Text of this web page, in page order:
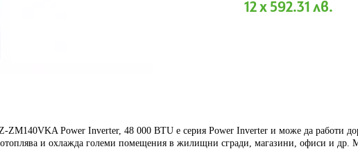
12 x 592.31 лв.
ZM140VKA Power Inverter, 48 000 BTU е серия Power Inverter и може да работи
и охлажда големи помещения в жилищни сгради, магазини, офиси и